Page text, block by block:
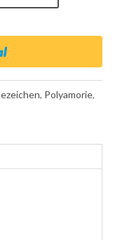
, Polyamorie,